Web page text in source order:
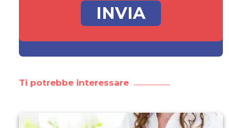
Ti potrebbe interessare